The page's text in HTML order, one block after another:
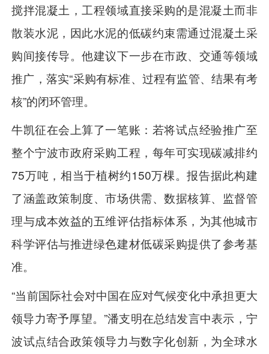
搅拌混凝土，工程领域直接采购的是混凝土而非
散装水泥，因此水泥的低碳约束需通过混凝土采
购间接传导。他建议下一步在市政、交通等领域
推广，落实“采购有标准、过程有监管、结果有考
核”的闭环管理。
牛凯征在会上算了一笔账：若将试点经验推广至
整个宁波市政府采购工程，每年可实现碳减排约
75万吨，相当于植树约150万棵。报告据此构建
了涵盖政策制度、市场供需、数据核算、监督管
理与成本效益的五维评估指标体系，为其他城市
科学评估与推进绿色建材低碳采购提供了参考基
准。
“当前国际社会对中国在应对气候变化中承担更大
领导力寄予厚望。”潘支明在总结发言中表示，宁
波试点结合政策领导力与数字化创新，为全球水